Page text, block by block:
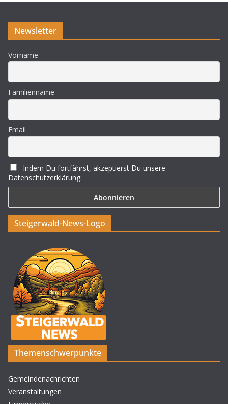
Newsletter
Vorname
Familienname
Email
Indem Du fortfährst, akzeptierst Du unsere
Datenschutzerklärung.
Steigerwald-News-Logo
Themenschwerpunkte
Gemeindenachrichten
Veranstaltungen